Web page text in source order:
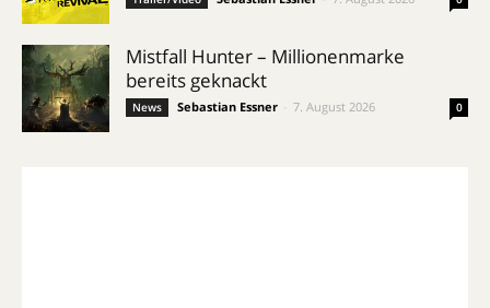
Mistfall Hunter – Millionenmarke
bereits geknackt
News Sebastian Essner 7. August 2026 0